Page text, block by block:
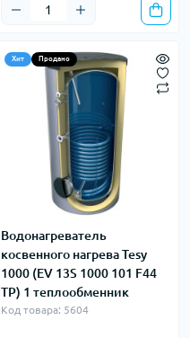
Хит Продано
Водонагреватель
косвенного нагрева Tesy
1000 (EV 13S 1000 101 F44
TP) 1 теплообменник
Код товара: 5604